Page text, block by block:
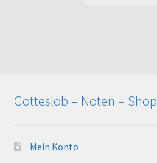
Gotteslob – Noten – Shop
Mein Konto